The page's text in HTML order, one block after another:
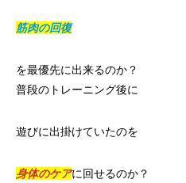
筋肉の回復
を最優先に出来るのか？
普段のトレーニング後に
遊びに出掛けていたのを
身体のケアに回せるのか？